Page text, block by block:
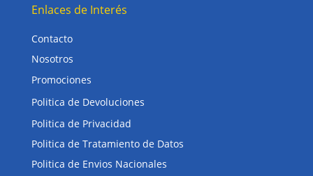
Enlaces de Interés
Contacto
Nosotros
Promociones
Politica de Devoluciones
Politica de Privacidad
Politica de Tratamiento de Datos
Politica de Envios Nacionales